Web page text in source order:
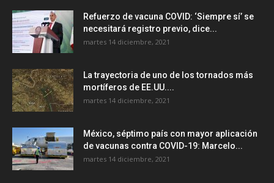
Refuerzo de vacuna COVID: ‘Siempre sí’ se
necesitará registro previo, dice...
martes 14 diciembre, 2021
La trayectoria de uno de los tornados más
mortíferos de EE.UU....
martes 14 diciembre, 2021
México, séptimo país con mayor aplicación
de vacunas contra COVID-19: Marcelo...
martes 14 diciembre, 2021